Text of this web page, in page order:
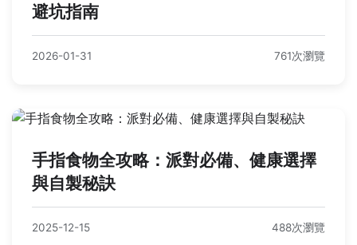
避坑指南
2026-01-31 761次瀏覽
手指食物全攻略：派對必備、健康選擇
與自製秘訣
2025-12-15 488次瀏覽